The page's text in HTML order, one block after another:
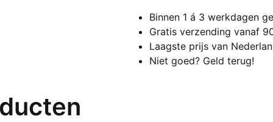
cm,
Binnen 1 á 3 werkdagen
Gratis verzending vanaf
Laagste prijs van
Niet goed? Geld terug!